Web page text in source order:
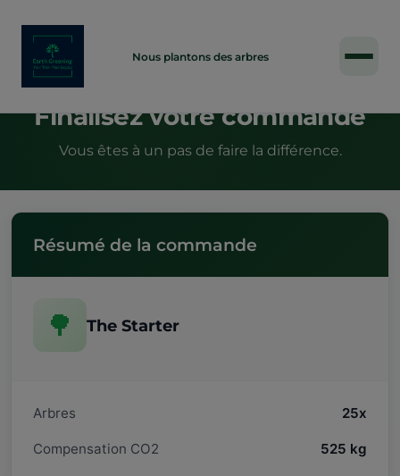
Nous plantons des arbres
Finalisez votre commande
Vous êtes à un pas de faire la différence.
Résumé de la commande
🌳 The Starter
Arbres 25x
Compensation CO2 525 kg